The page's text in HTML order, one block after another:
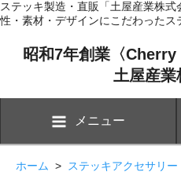
ステッキ製造・直販「土屋産業株
性・素材・デザインにこだわったス
昭和7年創業〈Cherry
土屋産業
メニュー
ホーム > ステッキアクセサリー